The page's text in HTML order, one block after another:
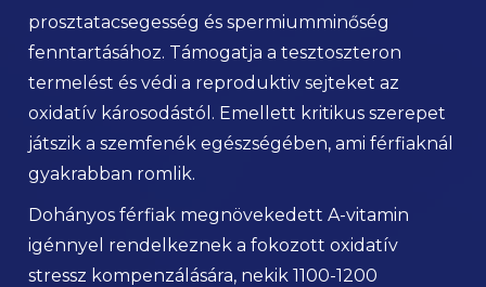
prosztatacsegesség és spermiumminőség
fenntartásához. Támogatja a tesztoszteron
termelést és védi a reproduktiv sejteket az
oxidatív károsodástól. Emellett kritikus szerepet
játszik a szemfenék egészségében, ami férfiaknál
gyakrabban romlik.
Dohányos férfiak megnövekedett A-vitamin
igénnyel rendelkeznek a fokozott oxidatív
stressz kompenzálására, nekik 1100-1200